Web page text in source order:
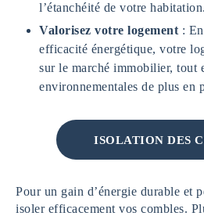
l’étanchéité de votre habitation.
Valorisez votre logement :
efficacité énergétique, votre
sur le marché immobilier, tout
environnementales de plus en
ISOLATION DES
Pour un gain d’énergie durable et
isoler efficacement vos combles.